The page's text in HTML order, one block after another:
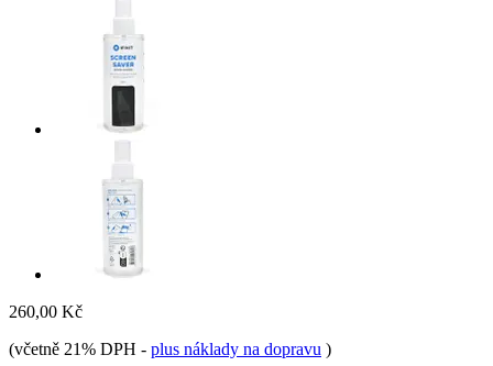
260,00 Kč
(včetně 21% DPH - plus náklady na dopravu )